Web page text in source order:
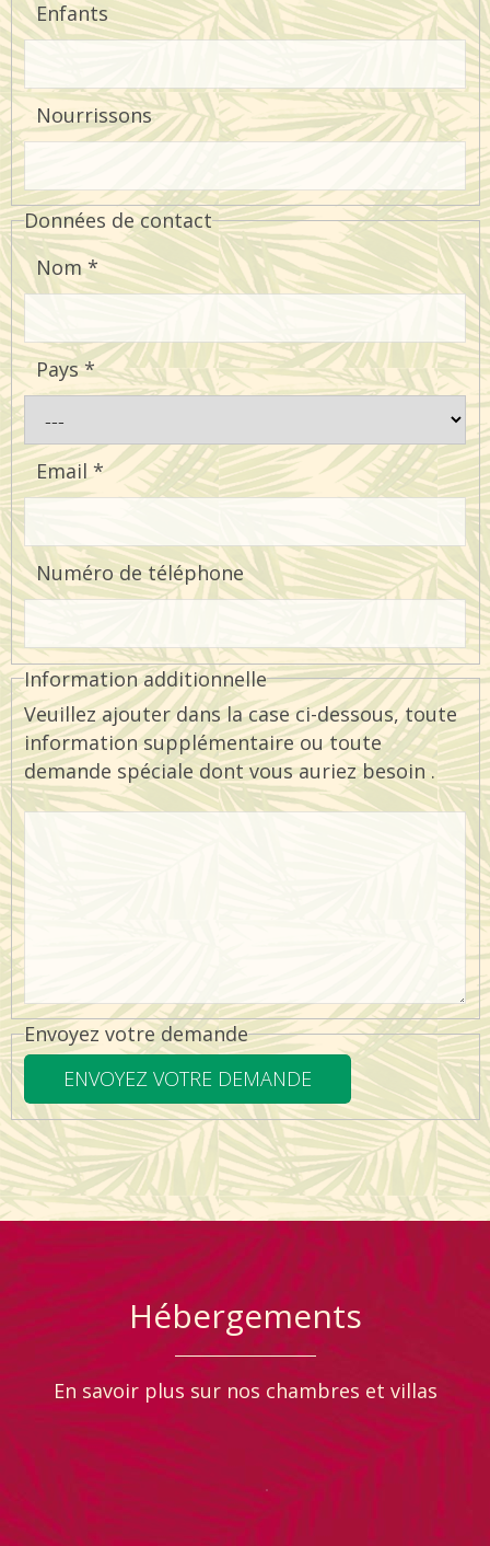
Enfants
Nourrissons
Données de contact
Nom*
Pays*
Email *
Numéro de téléphone
Information additionnelle
Veuillez ajouter dans la case ci-dessous, toute
information supplémentaire ou toute
demande spéciale dont vous auriez besoin .
Envoyez votre demande
Hébergements
En savoir plus sur nos chambres et villas